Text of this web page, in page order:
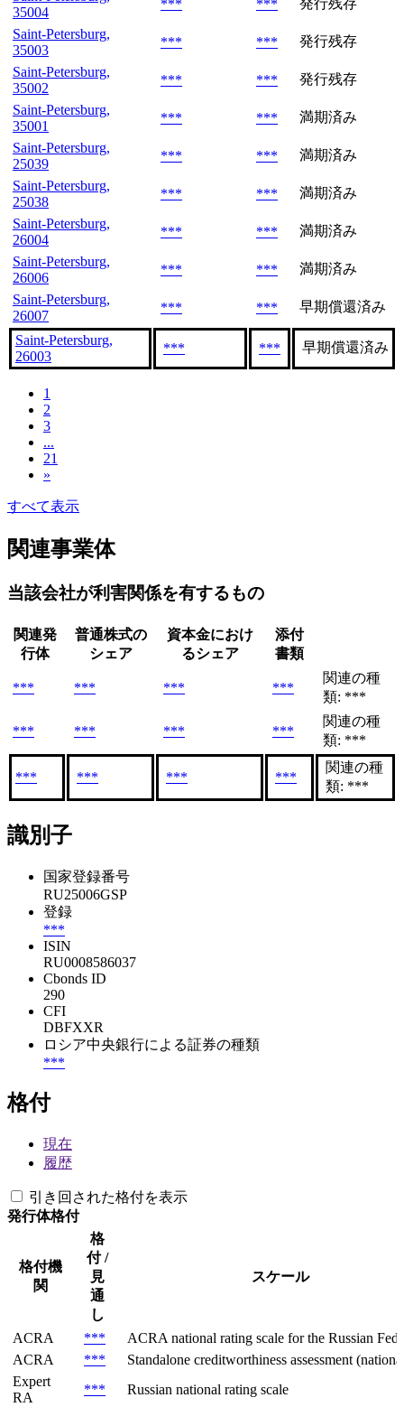
35004
*** ***
発行残存
Saint-Petersburg,
35003
*** ***
発行残存
Saint-Petersburg,
35002
*** ***
発行残存
Saint-Petersburg,
35001
*** ***
満期済み
Saint-Petersburg,
25039
*** ***
満期済み
Saint-Petersburg,
25038
*** ***
満期済み
Saint-Petersburg,
26004
*** ***
満期済み
Saint-Petersburg,
26006
*** ***
満期済み
Saint-Petersburg,
26007
*** *** 早期償還済み
Saint-Petersburg,
26003
*** *** 早期償還済み
1
2
3
...
21
»
すべて表示
関連事業体
当該会社が利害関係を有するもの
関連発
行体
普通株式の
シェア
資本金におけ
るシェア
添付
書類
*** *** *** ***
関連の種
類: ***
*** *** *** ***
関連の種
類: ***
*** *** *** ***
関連の種
類: ***
識別子
国家登録番号
RU25006GSP
登録
***
ISIN
RU0008586037
Cbonds ID
290
CFI
DBFXXR
ロシア中央銀行による証券の種類
***
格付
現在
履歴
引き回された格付を表示
発行体格付
格付機
関
格
付 /
見
通
し
スケール
ACRA ***
ACRA national rating scale for the Russian
ACRA
***
Standalone creditworthiness assessment
Expert
RA
***
Russian national rating scale